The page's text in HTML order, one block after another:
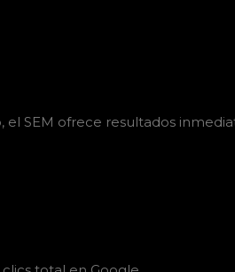
SEM ofrece resultados